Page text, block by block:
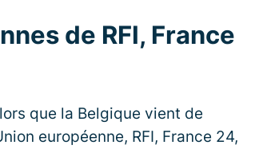
de RFI, France
que la Belgique vient de
européenne, RFI, France 24,